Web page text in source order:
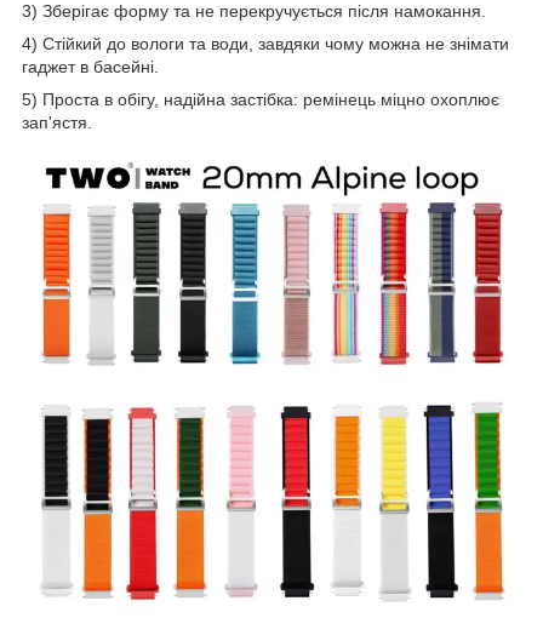
3) Зберігає форму та не перекручується після намокання.
4) Стійкий до вологи та води, завдяки чому можна не знімати
гаджет в басейні.
5) Проста в обігу, надійна застібка: ремінець міцно охоплює
зап'ястя.